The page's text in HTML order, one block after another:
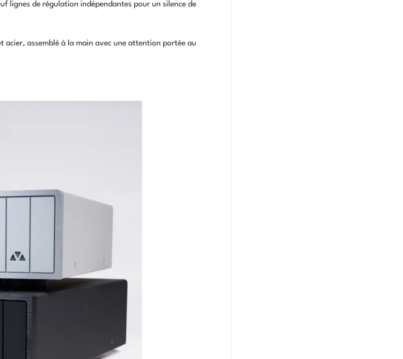
lignes de régulation indépendantes pour un silence de
acier, assemblé à la main avec une attention portée au